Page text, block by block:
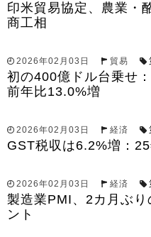
印米貿易協定、農業・
商工相
2026年02月03日 貿易
初の400億ドル台乗せ
前年比13.0%増
2026年02月03日 経済
GST税収は6.2%増：
2026年02月03日 経済
製造業PMI、2カ月ぶ
ント